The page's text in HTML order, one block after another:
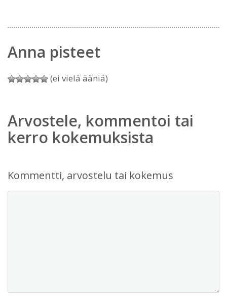
Anna pisteet
(ei vielä ääniä)
Arvostele, kommentoi tai
kerro kokemuksista
Kommentti, arvostelu tai kokemus